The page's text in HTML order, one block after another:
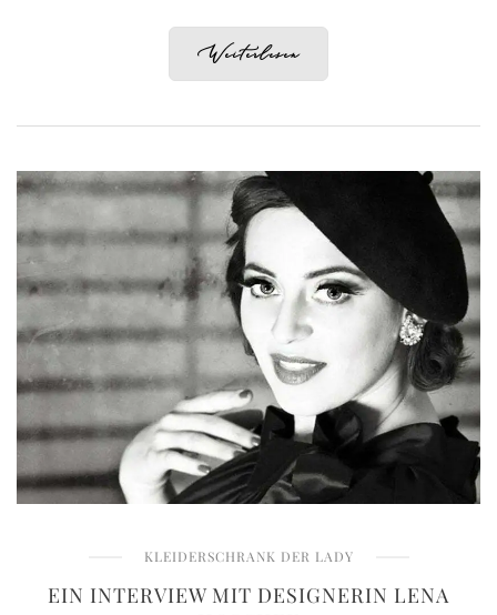
Weiterlesen
KLEIDERSCHRANK DER LADY
EIN INTERVIEW MIT DESIGNERIN LENA